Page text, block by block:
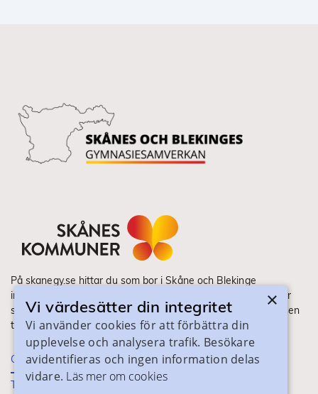
På skanegy.se hittar du som bor i Skåne och Blekinge
information om ditt gymnasieval. Här ser du vilka utbildningar
som finns och hur ansökan och antagning går till. Webbplatsen
tillhandahålls av Skånes Kommuner.
Om webbplatsen
Tillgänglighet
×
Vi värdesätter din integritet
Vi använder cookies för att förbättra din
upplevelse och analysera trafik. Besökare
avidentifieras och ingen information delas
vidare. Läs mer om cookies